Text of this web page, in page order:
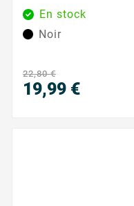
Idéal pour les
vos rapports
à votre imprimante
En stock
Noir
22,80 €
19,99 €